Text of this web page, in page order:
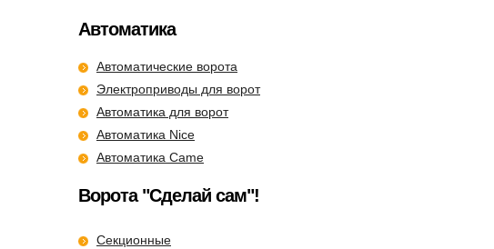
Автоматика
Автоматические ворота
Электроприводы для ворот
Автоматика для ворот
Автоматика Nice
Автоматика Came
Ворота "Сделай сам"!
Секционные